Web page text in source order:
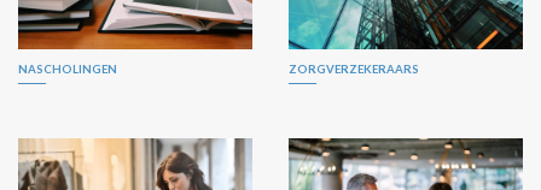
NASCHOLINGEN ZORGVERZEKERAARS